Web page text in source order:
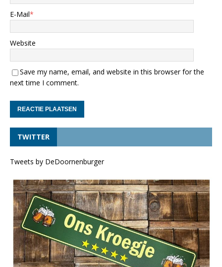
E-Mail*
Website
Save my name, email, and website in this browser for the
next time I comment.
TWITTER
Tweets by DeDoornenburger